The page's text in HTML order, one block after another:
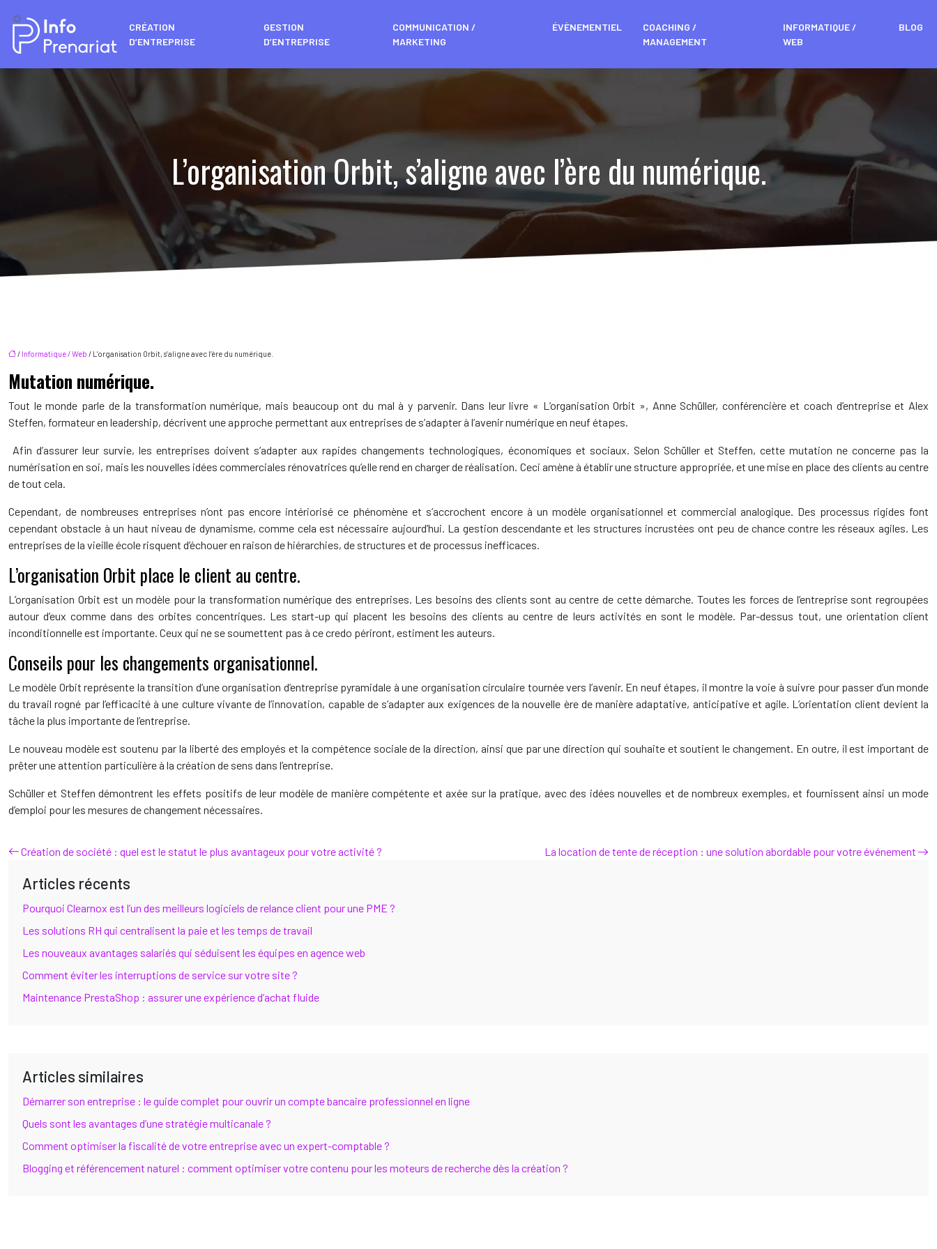
CRÉATION
D’ENTREPRISE
GESTION
D’ENTREPRISE
COMMUNICATION /
MARKETING
ÉVÈNEMENTIEL
COACHING /
MANAGEMENT
INFORMATIQUE /
WEB
BLOG
L’organisation Orbit, s’aligne avec l’ère du numérique.
/ Informatique / Web / L’organisation Orbit, s’aligne avec l’ère du numérique.
Mutation numérique.
Tout le monde parle de la transformation numérique, mais beaucoup ont du mal à y parvenir. Dans leur livre « L’organisation Orbit », Anne Schüller, conférencière et coach d’entreprise et Alex
Steffen, formateur en leadership, décrivent une approche permettant aux entreprises de s’adapter à l’avenir numérique en neuf étapes.
Afin d’assurer leur survie, les entreprises doivent s’adapter aux rapides changements technologiques, économiques et sociaux. Selon Schüller et Steffen, cette mutation ne concerne pas la
numérisation en soi, mais les nouvelles idées commerciales rénovatrices qu’elle rend en charger de réalisation. Ceci amène à établir une structure appropriée, et une mise en place des clients au centre
de tout cela.
Cependant, de nombreuses entreprises n’ont pas encore intériorisé ce phénomène et s’accrochent encore à un modèle organisationnel et commercial analogique. Des processus rigides font
cependant obstacle à un haut niveau de dynamisme, comme cela est nécessaire aujourd’hui. La gestion descendante et les structures incrustées ont peu de chance contre les réseaux agiles. Les
entreprises de la vieille école risquent d’échouer en raison de hiérarchies, de structures et de processus inefficaces.
L’organisation Orbit place le client au centre.
L’organisation Orbit est un modèle pour la transformation numérique des entreprises. Les besoins des clients sont au centre de cette démarche. Toutes les forces de l’entreprise sont regroupées
autour d’eux comme dans des orbites concentriques. Les start-up qui placent les besoins des clients au centre de leurs activités en sont le modèle. Par-dessus tout, une orientation client
inconditionnelle est importante. Ceux qui ne se soumettent pas à ce credo périront, estiment les auteurs.
Conseils pour les changements organisationnel.
Le modèle Orbit représente la transition d’une organisation d’entreprise pyramidale à une organisation circulaire tournée vers l’avenir. En neuf étapes, il montre la voie à suivre pour passer d’un monde
du travail rogné par l’efficacité à une culture vivante de l’innovation, capable de s’adapter aux exigences de la nouvelle ère de manière adaptative, anticipative et agile. L’orientation client devient la
tâche la plus importante de l’entreprise.
Le nouveau modèle est soutenu par la liberté des employés et la compétence sociale de la direction, ainsi que par une direction qui souhaite et soutient le changement. En outre, il est important de
prêter une attention particulière à la création de sens dans l’entreprise.
Schüller et Steffen démontrent les effets positifs de leur modèle de manière compétente et axée sur la pratique, avec des idées nouvelles et de nombreux exemples, et fournissent ainsi un mode
d’emploi pour les mesures de changement nécessaires.
Création de société : quel est le statut le plus avantageux pour votre activité ? La location de tente de réception : une solution abordable pour votre événement
Articles récents
Pourquoi Clearnox est l’un des meilleurs logiciels de relance client pour une PME ?
Les solutions RH qui centralisent la paie et les temps de travail
Les nouveaux avantages salariés qui séduisent les équipes en agence web
Comment éviter les interruptions de service sur votre site ?
Maintenance PrestaShop : assurer une expérience d’achat fluide
Articles similaires
Démarrer son entreprise : le guide complet pour ouvrir un compte bancaire professionnel en ligne
Quels sont les avantages d’une stratégie multicanale ?
Comment optimiser la fiscalité de votre entreprise avec un expert-comptable ?
Blogging et référencement naturel : comment optimiser votre contenu pour les moteurs de recherche dès la création ?